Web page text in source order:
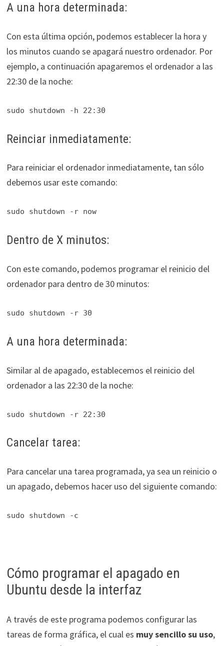
A una hora determinada:
Con esta última opción, podemos establecer la hora y
los minutos cuando se apagará nuestro ordenador. Por
ejemplo, a continuación apagaremos el ordenador a las
22:30 de la noche:
sudo shutdown -h 22:30
Reinciar inmediatamente:
Para reiniciar el ordenador inmediatamente, tan sólo
debemos usar este comando:
sudo shutdown -r now
Dentro de X minutos:
Con este comando, podemos programar el reinicio del
ordenador para dentro de 30 minutos:
sudo shutdown -r 30
A una hora determinada:
Similar al de apagado, establecemos el reinicio del
ordenador a las 22:30 de la noche:
sudo shutdown -r 22:30
Cancelar tarea:
Para cancelar una tarea programada, ya sea un reinicio o
un apagado, debemos hacer uso del siguiente comando:
sudo shutdown -c
Cómo programar el apagado en
Ubuntu desde la interfaz
A través de este programa podemos configurar las
tareas de forma gráfica, el cual es muy sencillo su uso,